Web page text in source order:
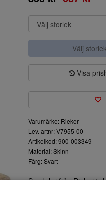
Välj
Visa
Varumärke: Rieker
Lev. artnr: V7955-00
Artikelkod: 900-003349
Material: Skinn
Färg: Svart
Sandaler från Rieker i
är en mjuk sula som